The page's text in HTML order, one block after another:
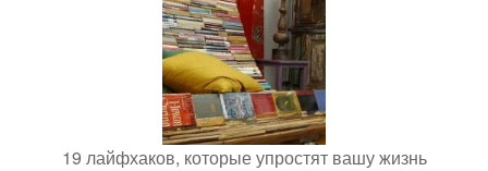
19 лайфхаков, которые упростят вашу жизнь